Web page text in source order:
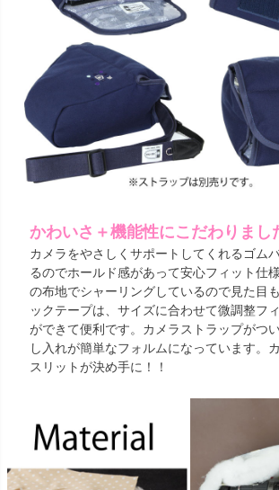
かわいさ＋機能性にこだわりまし
カメラをやさしくサポートしてくれるゴム
るのでホールド感があって安心フィット仕
の布地でシャーリングしているので見た目
ックテープは、サイズに合わせて微調整フ
ができて便利です。カメラストラップがつ
し入れが簡単なフォルムになっています。
スリットが決め手に！！